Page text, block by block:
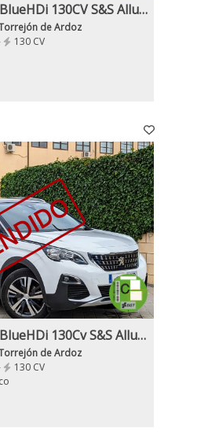
Peugeot 3008 1.5 BlueHDi 130CV S&S Allure
de Ardoz
130 CV
Peugeot 3008 1.5 BlueHDi 130Cv S&S Allure EAT8
de Ardoz
130 CV